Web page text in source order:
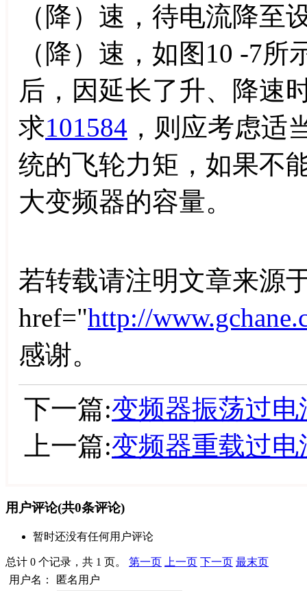
（降）速，待电流降至
（降）速，如图10 -7
后，因延长了升、降速
求101584 ，则应考虑适
统的飞轮力矩，如果不
大变频器的容量。
若转载请注明文章来源
href="http://
感谢。
下一篇:变频器振荡过
上一篇:变频器重载过
用户评论(共0条评论)
暂时还没有任何用户评论
总计 0 个记录，共 1 页。 第一页 上一页 下一页 最末页
用户名：
匿名用户